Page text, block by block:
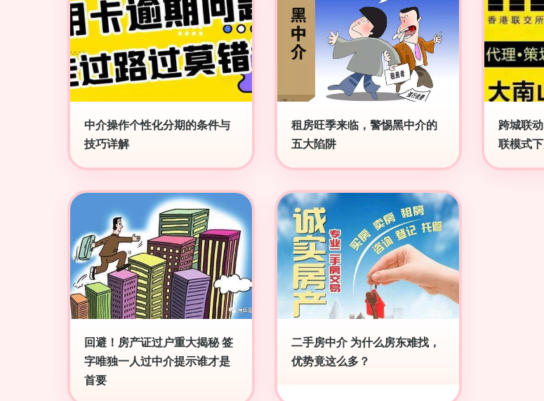
中介操作个性化分期的条件与
技巧详解
租房旺季来临，警惕黑中介的
五大陷阱
跨城联
联模式
回避！房产证过户重大揭秘 签
字唯独一人过中介提示谁才是
首要
二手房中介 为什么房东难找，
优势竟这么多？